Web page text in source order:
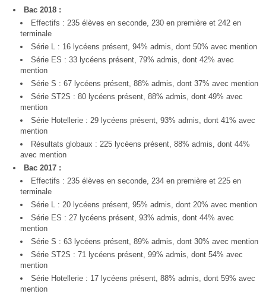
Bac 2018 :
Effectifs : 235 élèves en seconde, 230 en première et 242 en
terminale
Série L : 16 lycéens présent, 94% admis, dont 50% avec mention
Série ES : 33 lycéens présent, 79% admis, dont 42% avec
mention
Série S : 67 lycéens présent, 88% admis, dont 37% avec mention
Série ST2S : 80 lycéens présent, 88% admis, dont 49% avec
mention
Série Hotellerie : 29 lycéens présent, 93% admis, dont 41% avec
mention
Résultats globaux : 225 lycéens présent, 88% admis, dont 44%
avec mention
Bac 2017 :
Effectifs : 235 élèves en seconde, 234 en première et 225 en
terminale
Série L : 20 lycéens présent, 95% admis, dont 20% avec mention
Série ES : 27 lycéens présent, 93% admis, dont 44% avec
mention
Série S : 63 lycéens présent, 89% admis, dont 30% avec mention
Série ST2S : 71 lycéens présent, 99% admis, dont 54% avec
mention
Série Hotellerie : 17 lycéens présent, 88% admis, dont 59% avec
mention